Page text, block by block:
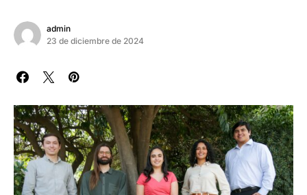
admin
23 de diciembre de 2024